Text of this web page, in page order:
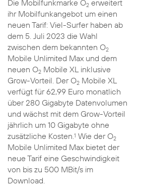
Die Mobilfunkmarke O2erweitert
ihr Mobilfunkangebot um einen
neuen Tarif: Viel-Surfer haben ab
dem 5. Juli 2023 die Wahl
zwischen dem bekannten O2
Mobile Unlimited Max und dem
neuen O2Mobile XL inklusive
Grow-Vorteil. Der O2Mobile XL
verfügt für 62,99 Euro monatlich
über 280 Gigabyte Datenvolumen
und wächst mit dem Grow-Vorteil
jährlich um 10 Gigabyte ohne
zusätzliche Kosten.1 Wie der O2
Mobile Unlimited Max bietet der
neue Tarif eine Geschwindigkeit
von bis zu 500 MBit/s im
Download.